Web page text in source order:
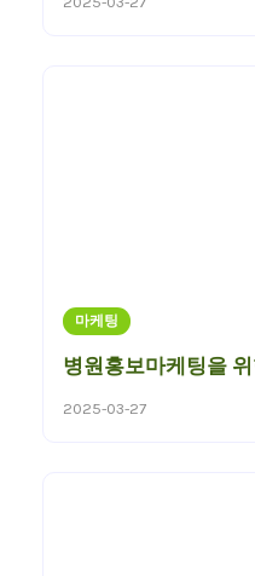
마케팅
병원홍보마케팅을
2025-03-27